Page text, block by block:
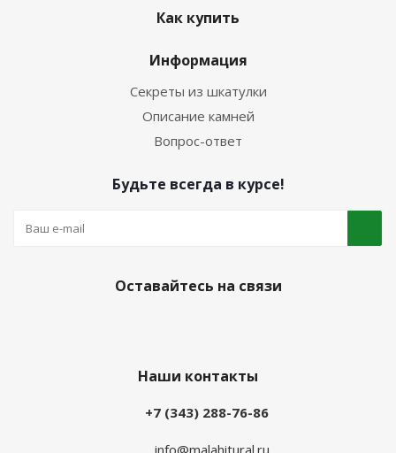
Как купить
Информация
Секреты из шкатулки
Описание камней
Вопрос-ответ
Будьте всегда в курсе!
Оставайтесь на связи
Наши контакты
+7 (343) 288-76-86
info@malahitural.ru